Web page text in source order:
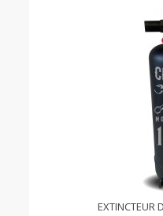
EXTINCTEUR